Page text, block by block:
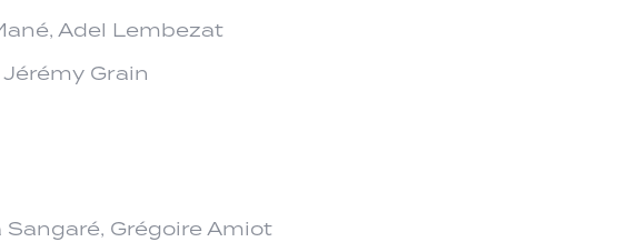
Adel Lembezat
Grain
Grégoire Amiot